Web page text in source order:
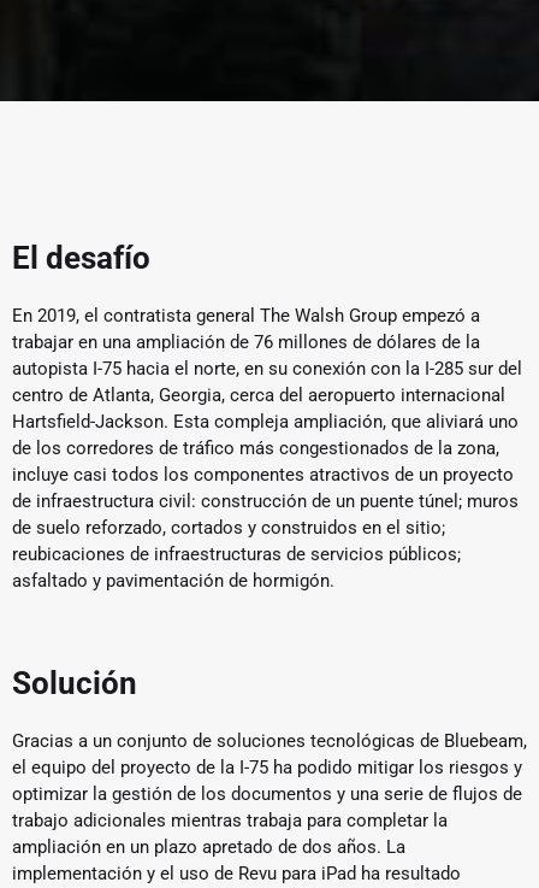
El desafío
En 2019, el contratista general The Walsh Group empezó a
trabajar en una ampliación de 76 millones de dólares de la
autopista I-75 hacia el norte, en su conexión con la I-285 sur del
centro de Atlanta, Georgia, cerca del aeropuerto internacional
Hartsfield-Jackson. Esta compleja ampliación, que aliviará uno
de los corredores de tráfico más congestionados de la zona,
incluye casi todos los componentes atractivos de un proyecto
de infraestructura civil: construcción de un puente túnel; muros
de suelo reforzado, cortados y construidos en el sitio;
reubicaciones de infraestructuras de servicios públicos;
asfaltado y pavimentación de hormigón.
Solución
Gracias a un conjunto de soluciones tecnológicas de Bluebeam,
el equipo del proyecto de la I-75 ha podido mitigar los riesgos y
optimizar la gestión de los documentos y una serie de flujos de
trabajo adicionales mientras trabaja para completar la
ampliación en un plazo apretado de dos años. La
implementación y el uso de Revu para iPad ha resultado